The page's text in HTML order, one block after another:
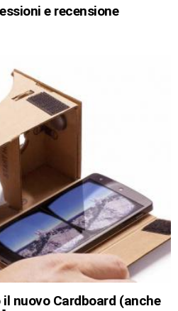
e recensione
nuovo Cardboard (anche